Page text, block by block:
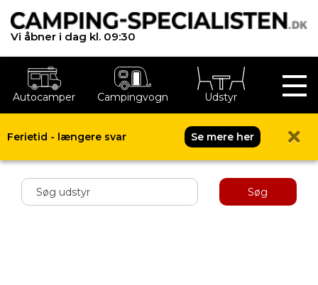
Vi åbner i dag kl. 09:30
Autocamper Campingvogn Udstyr
Ferietid - længere svar
Se mere her
Søg